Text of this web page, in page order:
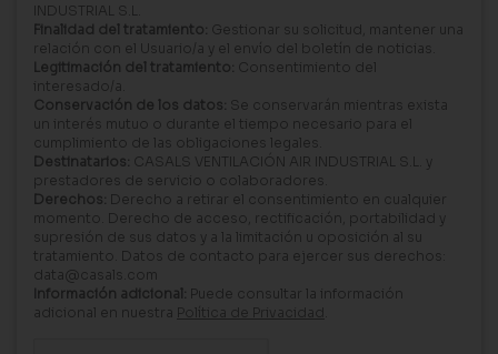
INDUSTRIAL S.L.
Finalidad del tratamiento: Gestionar su solicitud, mantener una
relación con el Usuario/a y el envío del boletín de noticias.
Legitimación del tratamiento: Consentimiento del
interesado/a.
Conservación de los datos: Se conservarán mientras exista
un interés mutuo o durante el tiempo necesario para el
cumplimiento de las obligaciones legales.
Destinatarios: CASALS VENTILACIÓN AIR INDUSTRIAL S.L. y
prestadores de servicio o colaboradores.
Derechos: Derecho a retirar el consentimiento en cualquier
momento. Derecho de acceso, rectificación, portabilidad y
supresión de sus datos y a la limitación u oposición al su
tratamiento. Datos de contacto para ejercer sus derechos:
data@casals.com
Información adicional: Puede consultar la información
adicional en nuestra Política de Privacidad